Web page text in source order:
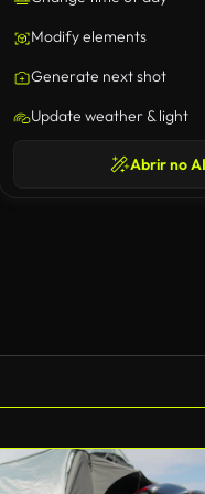
Modify elements
Generate next shot
Update weather & light
Abrir no